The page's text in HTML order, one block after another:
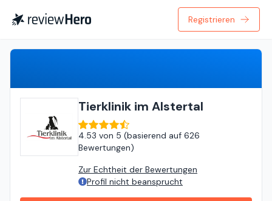
Registrieren
Tierklinik im Alstertal
4.53 von 5 (basierend auf 626
Bewertungen)
Zur Echtheit der Bewertungen
Profil nicht beansprucht